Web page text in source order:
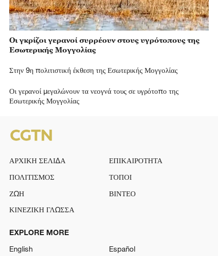
Οι γκρίζοι γερανοί συρρέουν στους υγρότοπους της
Εσωτερικής Μογγολίας
Στην 9η πολιτιστική έκθεση της Εσωτερικής Μογγολίας
Οι γερανοί μεγαλώνουν τα νεογνά τους σε υγρότοπο της
Εσωτερικής Μογγολίας
ΑΡΧΙΚΗ ΣΕΛΙΔΑ
ΕΠΙΚΑΙΡΟΤΗΤΑ
ΠΟΛΙΤΙΣΜΟΣ
ΤΟΠΟΙ
ΖΩΗ
ΒΙΝΤΕΟ
ΚΙΝΕΖΙΚΗ ΓΛΩΣΣΑ
EXPLORE MORE
English
Español